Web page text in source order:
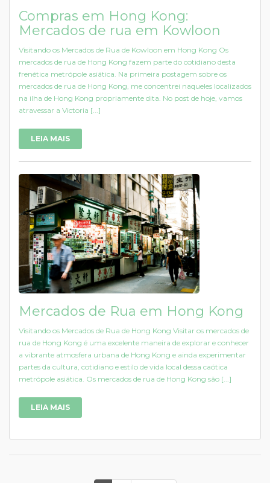
Compras em Hong Kong:
Mercados de rua em Kowloon
Visitando os Mercados de Rua de Kowloon em Hong Kong Os
mercados de rua de Hong Kong fazem parte do cotidiano desta
frenética metrópole asiática. Na primeira postagem sobre os
mercados de rua de Hong Kong, me concentrei naqueles localizados
na ilha de Hong Kong propriamente dita. No post de hoje, vamos
atravessar a Victoria [...]
LEIA MAIS
Mercados de Rua em Hong Kong
Visitando os Mercados de Rua de Hong Kong Visitar os mercados de
rua de Hong Kong é uma excelente maneira de explorar e conhecer
a vibrante atmosfera urbana de Hong Kong e ainda experimentar
partes da cultura, cotidiano e estilo de vida local dessa caótica
metrópole asiática. Os mercados de rua de Hong Kong são [...]
LEIA MAIS